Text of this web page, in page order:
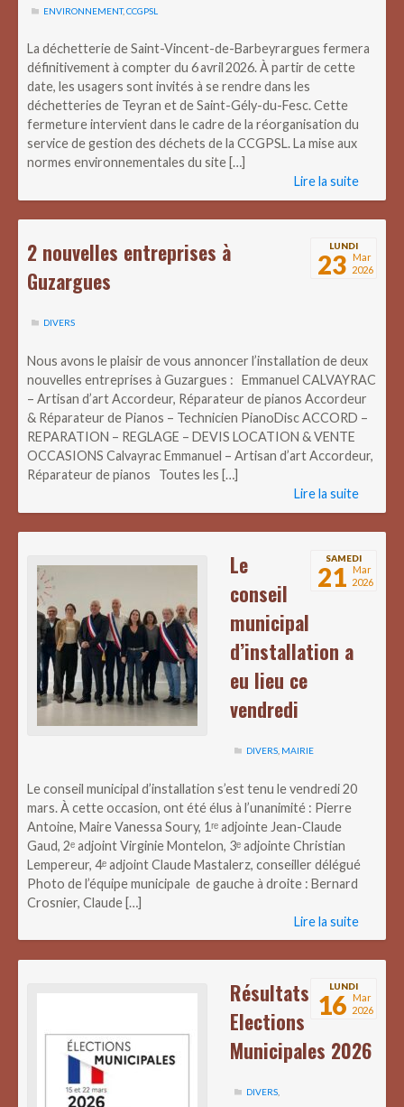
ENVIRONNEMENT,CCGPSL
La déchetterie de Saint-Vincent-de-Barbeyrargues fermera
définitivement à compter du 6 avril 2026. À partir de cette
date, les usagers sont invités à se rendre dans les
déchetteries de Teyran et de Saint-Gély-du-Fesc. Cette
fermeture intervient dans le cadre de la réorganisation du
service de gestion des déchets de la CCGPSL. La mise aux
normes environnementales du site […]
Lire la suite
LUNDI
23 Mar
2026
2 nouvelles entreprises à
Guzargues
DIVERS
Nous avons le plaisir de vous annoncer l’installation de deux
nouvelles entreprises à Guzargues : Emmanuel CALVAYRAC
– Artisan d’art Accordeur, Réparateur de pianos Accordeur
& Réparateur de Pianos – Technicien PianoDisc ACCORD –
REPARATION – REGLAGE – DEVIS LOCATION & VENTE
OCCASIONS Calvayrac Emmanuel – Artisan d’art Accordeur,
Réparateur de pianos Toutes les […]
Lire la suite
SAMEDI
21 Mar
2026
Le
conseil
municipal
d’installation a
eu lieu ce
vendredi
DIVERS MAIRIE
Le conseil municipal d’installation s’est tenu le vendredi 20
mars. À cette occasion, ont été élus à l’unanimité : Pierre
Antoine, Maire Vanessa Soury, 1ʳᵉ adjointe Jean-Claude
Gaud, 2ᵉ adjoint Virginie Montelon, 3ᵉ adjointe Christian
Lempereur, 4ᵉ adjoint Claude Mastalerz, conseiller délégué
Photo de l’équipe municipale de gauche à droite : Bernard
Crosnier, Claude […]
Lire la suite
LUNDI
16 Mar
2026
Résultats
Elections
Municipales 2026
DIVERS